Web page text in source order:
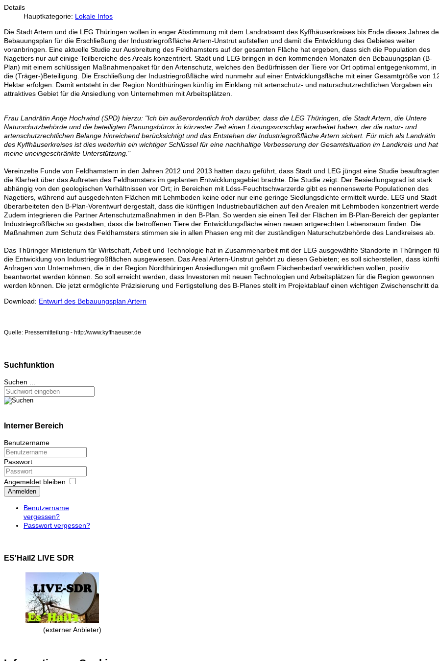
Details
Hauptkategorie: Lokale Infos
Die Stadt Artern und die LEG Thüringen wollen in enger Abstimmung mit dem Landratsamt des Kyffhäuserkreises bis Ende dieses Jahres
Bebauungsplan für die Erschließung der Industriegroßfläche Artern-Unstrut aufstellen und damit die Entwicklung des Gebietes weiter
voranbringen. Eine aktuelle Studie zur Ausbreitung des Feldhamsters auf der gesamten Fläche hat ergeben, dass sich die Population des
Nagetiers nur auf einige Teilbereiche des Areals konzentriert. Stadt und LEG bringen in den kommenden Monaten den Bebauungsplan (B-
Plan) mit einem schlüssigen Maßnahmenpaket für den Artenschutz, welches den Bedürfnissen der Tiere vor Ort optimal entgegenkommt, in
die (Träger-)Beteiligung. Die Erschließung der Industriegroßfläche wird nunmehr auf einer Entwicklungsfläche mit einer Gesamtgröße von
Hektar erfolgen. Damit entsteht in der Region Nordthüringen künftig im Einklang mit artenschutz- und naturschutzrechtlichen Vorgaben ein
attraktives Gebiet für die Ansiedlung von Unternehmen mit Arbeitsplätzen.
Frau Landrätin Antje Hochwind (SPD) hierzu: "Ich bin außerordentlich froh darüber, dass die LEG Thüringen, die Stadt Artern, die Untere
Naturschutzbehörde und die beteiligten Planungsbüros in kürzester Zeit einen Lösungsvorschlag erarbeitet haben, der die natur- und
artenschutzrechtlichen Belange hinreichend berücksichtigt und das Entstehen der Industriegroßfläche Artern sichert. Für mich als Landrätin
des Kyffhäuserkreises ist dies weiterhin ein wichtiger Schlüssel für eine nachhaltige Verbesserung der Gesamtsituation im Landkreis und hat
meine uneingeschränkte Unterstützung."
Vereinzelte Funde von Feldhamstern in den Jahren 2012 und 2013 hatten dazu geführt, dass Stadt und LEG jüngst eine Studie beauftragten,
die Klarheit über das Auftreten des Feldhamsters im geplanten Entwicklungsgebiet brachte. Die Studie zeigt: Der Besiedlungsgrad ist stark
abhängig von den geologischen Verhältnissen vor Ort; in Bereichen mit Löss-Feuchtschwarzerde gibt es nennenswerte Populationen des
Nagetiers, während auf ausgedehnten Flächen mit Lehmboden keine oder nur eine geringe Siedlungsdichte ermittelt wurde. LEG und Stadt
überarbeiteten den B-Plan-Vorentwurf dergestalt, dass die künftigen Industriebauflächen auf den Arealen mit Lehmboden konzentriert
Zudem integrieren die Partner Artenschutzmaßnahmen in den B-Plan. So werden sie einen Teil der Flächen im B-Plan-Bereich der
Industriegroßfläche so gestalten, dass die betroffenen Tiere der Entwicklungsfläche einen neuen artgerechten Lebensraum finden. Die
Maßnahmen zum Schutz des Feldhamsters stimmen sie in allen Phasen eng mit der zuständigen Naturschutzbehörde des Landkreises ab.
Das Thüringer Ministerium für Wirtschaft, Arbeit und Technologie hat in Zusammenarbeit mit der LEG ausgewählte Standorte in Thüringen
die Entwicklung von Industriegroßflächen ausgewiesen. Das Areal Artern-Unstrut gehört zu diesen Gebieten; es soll sicherstellen, dass
Anfragen von Unternehmen, die in der Region Nordthüringen Ansiedlungen mit großem Flächenbedarf verwirklichen wollen, positiv
beantwortet werden können. So soll erreicht werden, dass Investoren mit neuen Technologien und Arbeitsplätzen für die Region gewonnen
werden können. Die jetzt ermöglichte Präzisierung und Fertigstellung des B-Planes stellt im Projektablauf einen wichtigen Zwischenschritt
Download: Entwurf des Bebauungsplan Artern
Quelle: Pressemitteilung - http://www.kyffhaeuser.de
Suchfunktion
Suchen ...
Interner Bereich
Benutzername
Passwort
Angemeldet bleiben
Anmelden
Benutzername
vergessen?
Passwort vergessen?
ES'Hail2 LIVE SDR
(externer Anbieter)